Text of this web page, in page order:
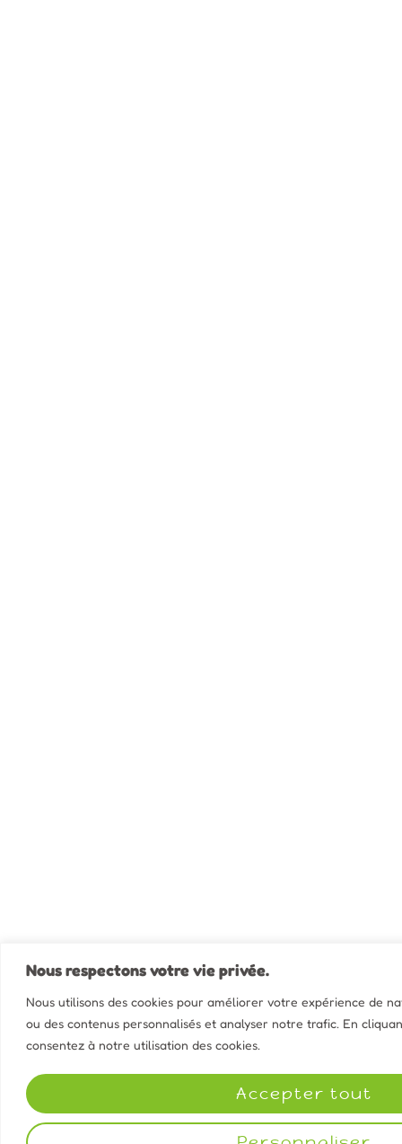
Nous respectons votre vie privée.
Nous utilisons des cookies pour améliorer votre expérience de
ou des contenus personnalisés et analyser notre trafic. En
consentez à notre utilisation des cookies.
Accepter tout